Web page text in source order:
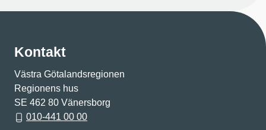
Kontakt
Västra Götalandsregionen
Regionens hus
SE 462 80 Vänersborg
010-441 00 00